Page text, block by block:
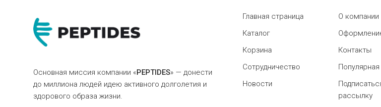
Основная миссия компании «PEPTIDES» — донести
до миллиона людей идею активного долголетия и
здорового образа жизни.
Главная страница
О компании
Каталог
Корзина
Контакты
Сотрудничество
Новости
рассылку